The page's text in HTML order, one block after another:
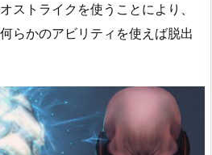
ストライクを使うことにより、
らかのアビリティを使えば脱出